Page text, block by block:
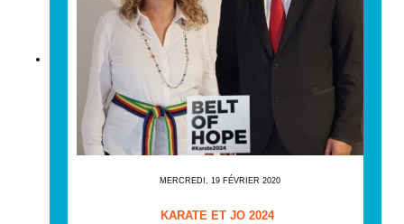
MERCREDI, 19 FÉVRIER 2020
KARATE ET JO 2024